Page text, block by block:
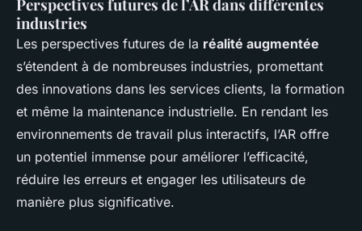
Perspectives futures de l’AR dans différentes
industries
Les perspectives futures de la réalité augmentée
s’étendent à de nombreuses industries, promettant
des innovations dans les services clients, la formation
et même la maintenance industrielle. En rendant les
environnements de travail plus interactifs, l’AR offre
un potentiel immense pour améliorer l’efficacité,
réduire les erreurs et engager les utilisateurs de
manière plus significative.